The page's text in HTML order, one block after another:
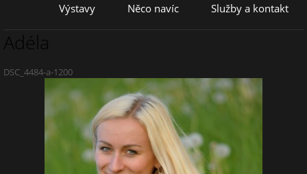
Výstavy Něco navíc Služby a kontakt
Adéla
DSC_4484-a-1200